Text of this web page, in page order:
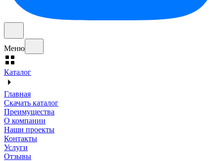
Меню
Каталог
Главная
Скачать каталог
Преимущества
О компании
Наши проекты
Контакты
Услуги
Отзывы